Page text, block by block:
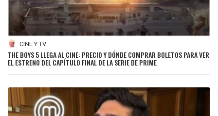
CINE Y TV
THE BOYS 5 LLEGA AL CINE: PRECIO Y DÓNDE COMPRAR BOLETOS PARA VER
EL ESTRENO DEL CAPÍTULO FINAL DE LA SERIE DE PRIME